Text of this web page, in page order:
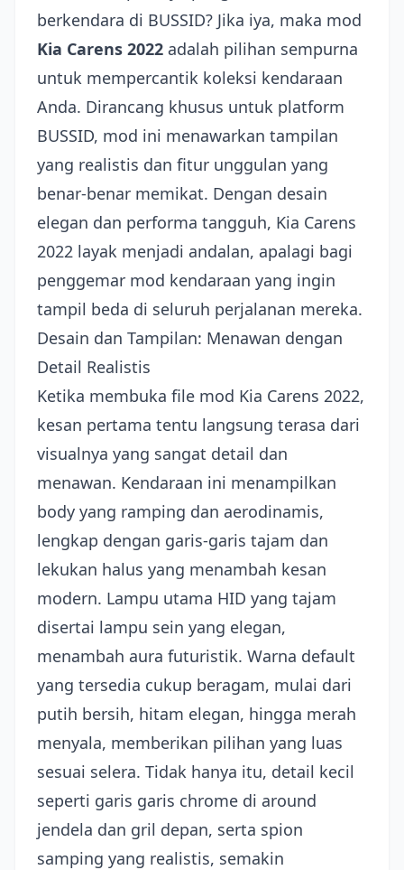
berkendara di BUSSID? Jika iya, maka mod
Kia Carens 2022 adalah pilihan sempurna
untuk mempercantik koleksi kendaraan
Anda. Dirancang khusus untuk platform
BUSSID, mod ini menawarkan tampilan
yang realistis dan fitur unggulan yang
benar-benar memikat. Dengan desain
elegan dan performa tangguh, Kia Carens
2022 layak menjadi andalan, apalagi bagi
penggemar mod kendaraan yang ingin
tampil beda di seluruh perjalanan mereka.
Desain dan Tampilan: Menawan dengan
Detail Realistis
Ketika membuka file mod Kia Carens 2022,
kesan pertama tentu langsung terasa dari
visualnya yang sangat detail dan
menawan. Kendaraan ini menampilkan
body yang ramping dan aerodinamis,
lengkap dengan garis-garis tajam dan
lekukan halus yang menambah kesan
modern. Lampu utama HID yang tajam
disertai lampu sein yang elegan,
menambah aura futuristik. Warna default
yang tersedia cukup beragam, mulai dari
putih bersih, hitam elegan, hingga merah
menyala, memberikan pilihan yang luas
sesuai selera. Tidak hanya itu, detail kecil
seperti garis garis chrome di around
jendela dan gril depan, serta spion
samping yang realistis, semakin